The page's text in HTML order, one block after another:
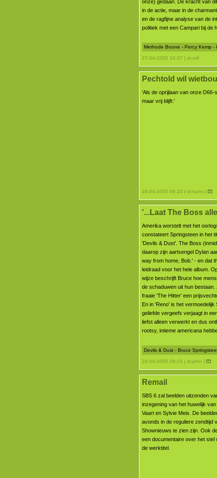
onze) gedaan. De kracht van
in de actie, maar in de
en de ragfijne analyse van de
politiek met een Campari bij de
Methode Boone - Percy Kemp
27-04-2005 10:37 | dr.rolf
Pechtold wil
'Als de oprijlaan van onze D66-
maar vrij blijft.'
26-04-2005 09:24 | dr.hans |
'...Laat The Boss
Amerika worstelt met het
constateert Springsteen in het
'Devils & Dust'. The Boss
daarop zijn aartsengel Dylan
way from home, Bob.' - en dat
leidraad voor het hele album.
wijze beschrijft Bruce hoe
de schaduwen uit hun bestaan.
fraaie 'The Hitter' een
En in 'Reno' is het
geliefde vergeefs verjaagt in
liefst alleen verwerkt en dus
rootsy, intieme americana
Devils & Dust - Bruce
26-04-2005 09:23 | dr.john |
Remail
SBS 6 zal beelden uitzenden
inzegening van het huwelijk
Vaart en Sylvie Meis. De
avonds in de reguliere zendtijd
Shownieuws te zien zijn. Ook
een documentaire over het stel
de werktitel.